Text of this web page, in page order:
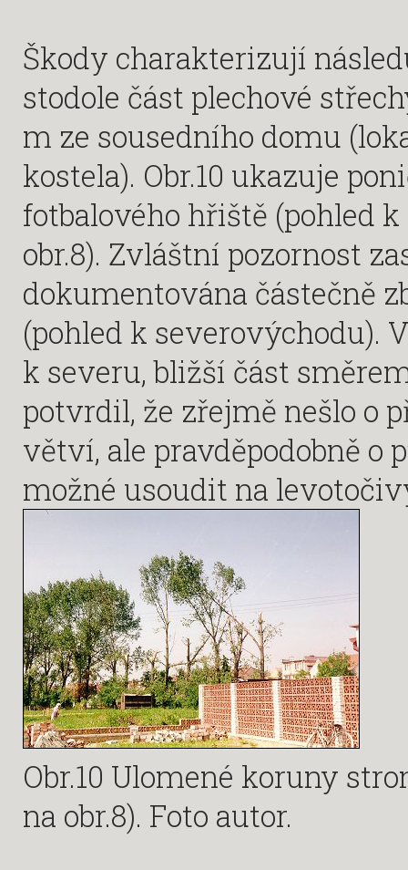
Škody charakterizují
stodole část plechové
m ze sousedního domu
kostela). Obr.10 ukazuje
fotbalového hřiště (pohled
obr.8). Zvláštní pozornost
dokumentována částečně
(pohled k severovýchodu).
k severu, bližší část
potvrdil, že zřejmě nešlo o
větví, ale pravděpodobně o
možné usoudit na
Obr.10 Ulomené koruny
na obr.8). Foto autor.